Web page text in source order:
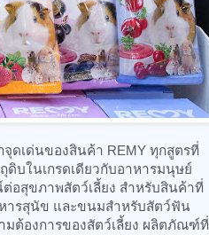
ดเด่นของสินค้า REMY ทุกสูตรที่
บในเกรดเดียวกับอาหารมนุษย์
ต่อสุขภาพสัตว์เลี้ยง สำหรับสินค้าที่
ารสุนัข และขนมสำหรับสัตว์ฟัน
ต้องการของสัตว์เลี้ยง ผลิตภัณฑ์ที่